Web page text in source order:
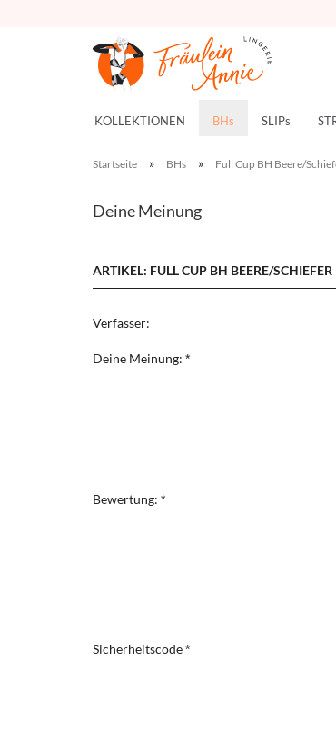
KOLLEKTIONEN BHs SLIPs
Startseite » BHs » Full Cup BH Beere/
Deine Meinung
ARTIKEL: FULL CUP BH BEERE/SCHIEFER
Verfasser:
Deine Meinung:
Bewertung:
Sicherheitscode